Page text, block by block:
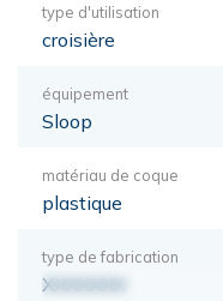
type d'utilisation
croisière
équipement
Sloop
matériau de coque
plastique
type de fabrication
XXXXXXX